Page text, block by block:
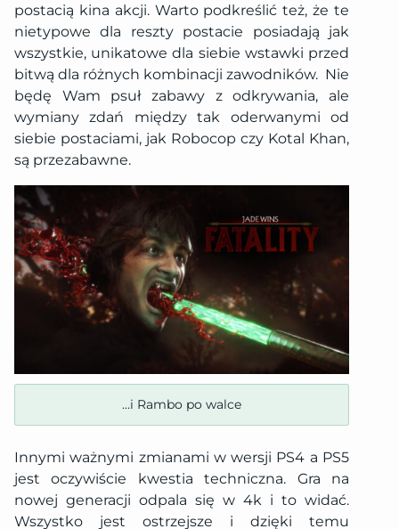
postacią kina akcji. Warto podkreślić też, że te
nietypowe dla reszty postacie posiadają jak
wszystkie, unikatowe dla siebie wstawki przed
bitwą dla różnych kombinacji zawodników. Nie
będę Wam psuł zabawy z odkrywania, ale
wymiany zdań między tak oderwanymi od
siebie postaciami, jak Robocop czy Kotal Khan,
są przezabawne.
…i Rambo po walce
Innymi ważnymi zmianami w wersji PS4 a PS5
jest oczywiście kwestia techniczna. Gra na
nowej generacji odpala się w 4k i to widać.
Wszystko jest ostrzejsze i dzięki temu